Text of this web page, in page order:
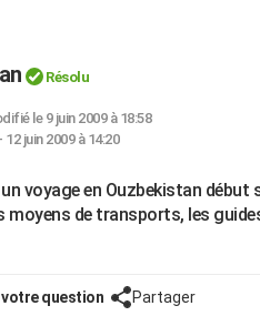
Résolu
le 9 juin 2009 à 18:58
12 juin 2009 à 14:20
voyage en Ouzbekistan début
moyens de transports, les
votre question Partager